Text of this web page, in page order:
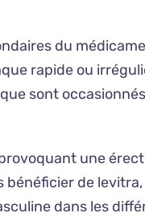
du
rapide ou
sont
une
bénéficier de
dans les